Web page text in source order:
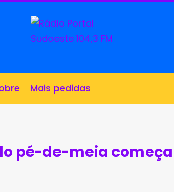
Mais pedidas
pé-de-meia começa